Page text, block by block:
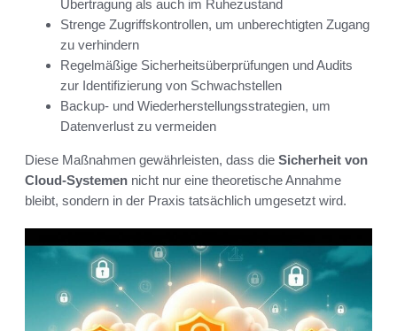
Übertragung als auch im Ruhezustand
Strenge Zugriffskontrollen, um unberechtigten Zugang
zu verhindern
Regelmäßige Sicherheitsüberprüfungen und Audits
zur Identifizierung von Schwachstellen
Backup- und Wiederherstellungsstrategien, um
Datenverlust zu vermeiden
Diese Maßnahmen gewährleisten, dass die Sicherheit von
Cloud-Systemen nicht nur eine theoretische Annahme
bleibt, sondern in der Praxis tatsächlich umgesetzt wird.